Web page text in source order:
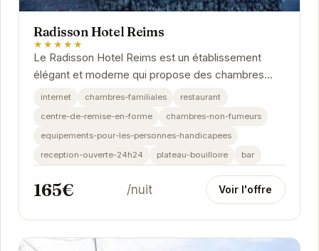
Radisson Hotel Reims
★★★★★
Le Radisson Hotel Reims est un établissement
élégant et moderne qui propose des chambres
confortables et spacieuses, ainsi qu'une gamme...
internet chambres-familiales
restaurant
centre-de-remise-en-forme
chambres-non-fumeurs
equipements-pour-les-personnes-handicapees
reception-ouverte-24h24
plateau-bouilloire bar
165€ /nuit Voir l'offre